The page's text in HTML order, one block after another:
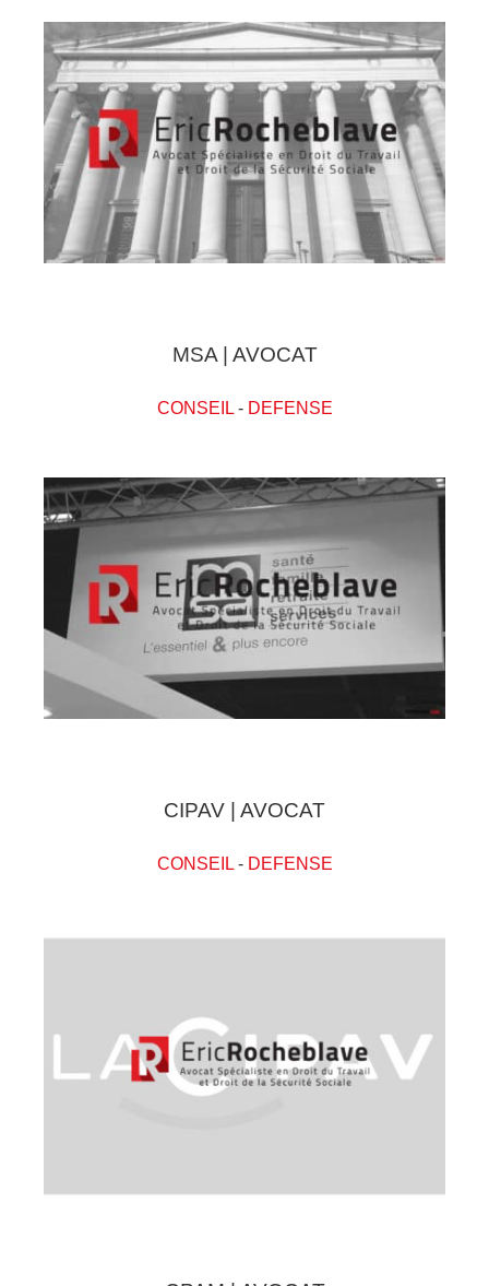
MSA | AVOCAT
CONSEIL- DEFENSE
CIPAV | AVOCAT
CONSEIL- DEFENSE